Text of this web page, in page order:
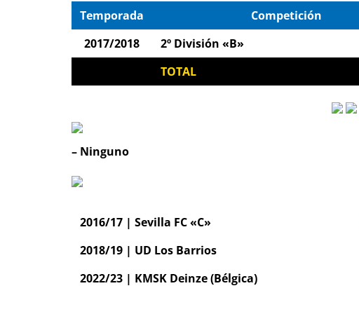
Temporada Competición
2017/2018
2º División «B»
TOTAL
– Ninguno
2016/17 | Sevilla FC «C»
2018/19 | UD Los Barrios
2022/23 | KMSK Deinze (Bélgica)